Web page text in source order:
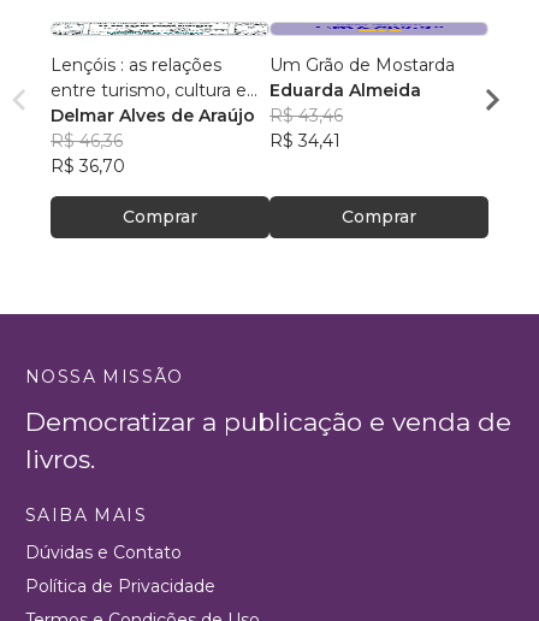
Lençóis : as relações
entre turismo, cultura e
ambiente
Delmar Alves de Araújo
R$ 46,36
R$ 36,70
Comprar
Um Grão de Mostarda
Eduarda Almeida
R$ 43,46
R$ 34,41
Comprar
Aulas
NOSSA MISSÃO
Democratizar a publicação e venda de
livros.
SAIBA MAIS
Dúvidas e Contato
Política de Privacidade